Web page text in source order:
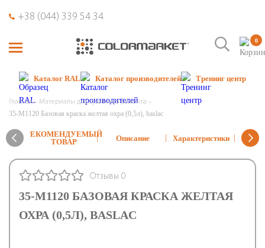
+38 (044) 339 54 34
0
Каталог RAL Каталог производителей Тренинг центр
Главная Материалы для кузовного ремонта
35-М1120 Базовая краска желтая охра (0,5л), baslac
РЕКОМЕНДУЕМЫЙ
ТОВАР
Описание Характеристики
35-М1120 БАЗОВАЯ КРАСКА ЖЕЛТАЯ
ОХРА (0,5Л), BASLAC
Отзывы 0